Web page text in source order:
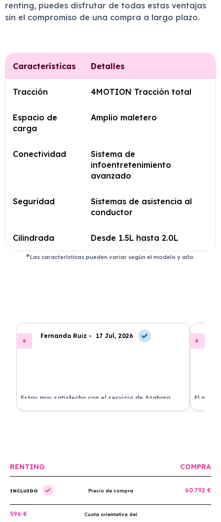
renting, puedes disfrutar de todas estas ventajas
sin el compromiso de una compra a largo plazo.
Características Detalles
Tracción 4MOTION Tracción total
Espacio de
carga
Amplio maletero
Conectividad
Sistema de
infoentretenimiento
avanzado
Seguridad
Sistemas de asistencia al
conductor
Cilindrada Desde 1.5L hasta 2.0L
Las características pueden variar según el modelo y año.
Fernando Ruiz - 17 Jul, 2026
Estoy muy satisfecho con el servicio de Azahara
Renting. El coche está en perfectas condiciones y el
El
llegó
RENTING COMPRA
INCLUIDO Precio de compra 60.792 €
596 € Cuota orientativa del